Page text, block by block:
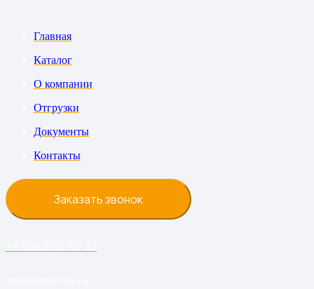
Главная
Каталог
О компании
Отгрузки
Документы
Контакты
Заказать звонок